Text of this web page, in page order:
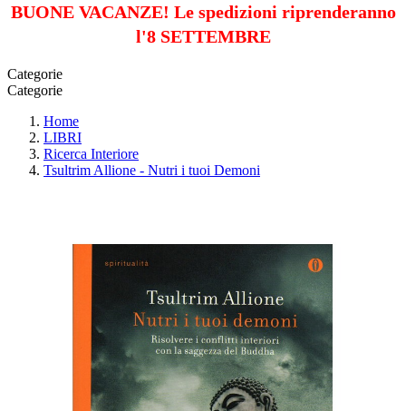
BUONE VACANZE! Le spedizioni riprenderanno
l'8 SETTEMBRE
Categorie
Categorie
Home
LIBRI
Ricerca Interiore
Tsultrim Allione - Nutri i tuoi Demoni